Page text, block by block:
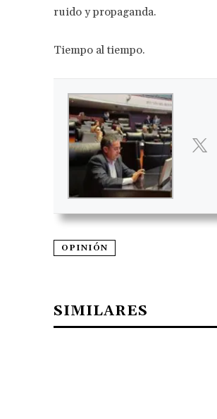
ruido y propaganda.
Tiempo al tiempo.
OPINIÓN
SIMILARES